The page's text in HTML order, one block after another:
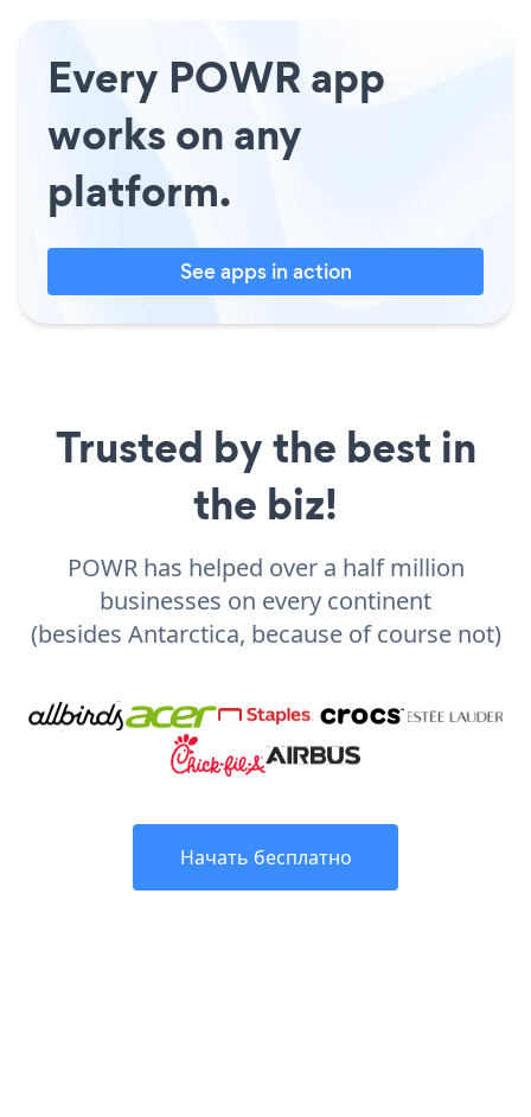
Every POWR app
works on any
platform.
See apps in action
Trusted by the best in
the biz!
POWR has helped over a half million
businesses on every continent
(besides Antarctica, because of course not)
Начать бесплатно